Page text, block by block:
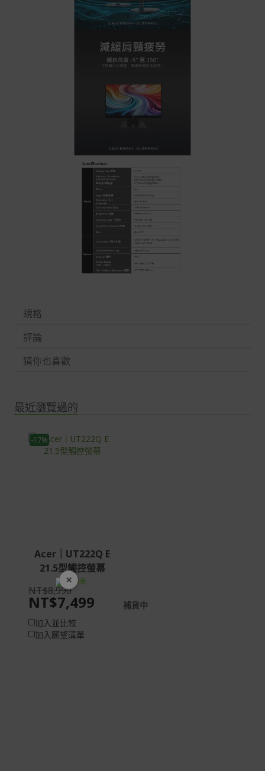
規格
評論
猜你也喜歡
最近瀏覽過的
-17%
Acer｜UT222Q E
21.5型觸控螢幕
NT$7,499
NT$8,990
補貨中
加入並比較
加入願望清單
× 開學裝備全面降價